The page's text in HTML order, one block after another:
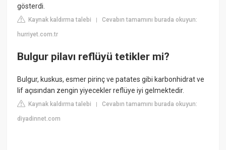
gösterdi.
Kaynak kaldırma talebi |Cevabın tamamını burada okuyun:
hurriyet.com.tr
Bulgur pilavı reflüyü tetikler mi?
Bulgur, kuskus, esmer pirinç ve patates gibi karbonhidrat ve
lif açısından zengin yiyecekler reflüye iyi gelmektedir.
Kaynak kaldırma talebi |Cevabın tamamını burada okuyun:
diyadinnet.com